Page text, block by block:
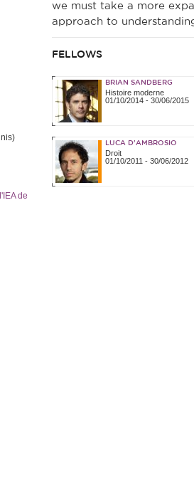
de
we must take a more
approach to
FELLOWS
BRIAN SANDBERG
Histoire moderne
01/10/2014- 30/06/2015
LUCA D'AMBROSIO
Droit
01/10/2011 - 30/06/2012